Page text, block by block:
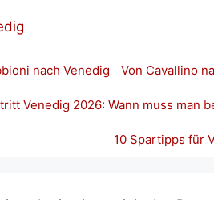
nach Venedig Von Cavallino
Venedig 2026: Wann muss man
10 Spartipps für